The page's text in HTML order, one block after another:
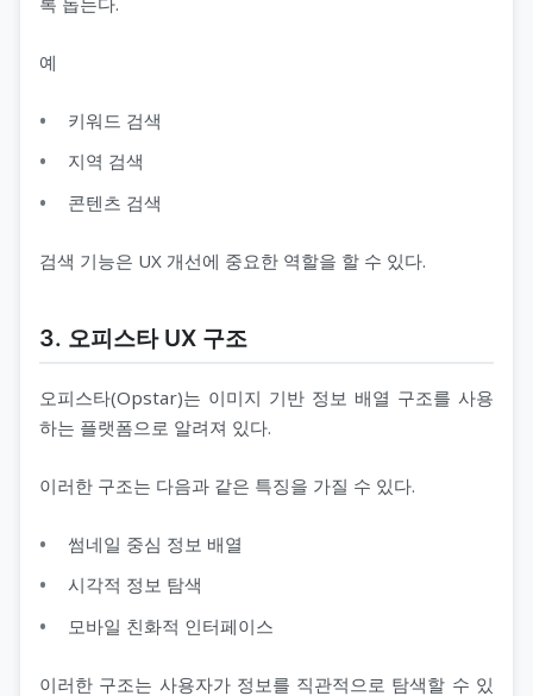
예
키워드 검색
지역 검색
콘텐츠 검색
검색 기능은 UX 개선에 중요한 역할을 할 수 있다.
3. 오피스타 UX 구조
오피스타(Opstar)는 이미지 기반 정보 배열 구조를 사용
하는 플랫폼으로 알려져 있다.
이러한 구조는 다음과 같은 특징을 가질 수 있다.
썸네일 중심 정보 배열
시각적 정보 탐색
모바일 친화적 인터페이스
이러한 구조는 사용자가 정보를 직관적으로 탐색할 수 있